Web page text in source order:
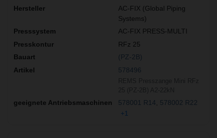
AC-FIX (Global Piping
Systems)
AC-FIX PRESS-MULTI
RFz 25
(PZ-2B)
578496
578001 R14
578002 R22
+1